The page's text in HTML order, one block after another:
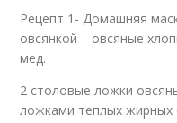
Рецепт 1- Домашняя
овсянкой – овсяные
мед.
2 столовые ложки
ложками теплых жирных